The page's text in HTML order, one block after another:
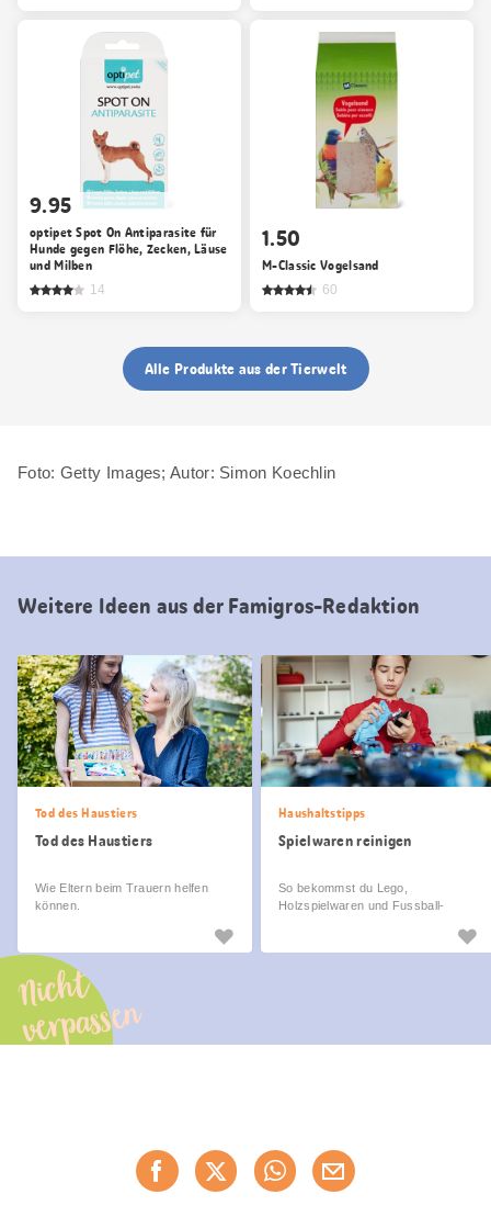
9.95
optipet Spot On Antiparasite für
Hunde gegen Flöhe, Zecken, Läuse
und Milben
14
1.50
M-Classic Vogelsand
60
Alle Produkte aus der Tierwelt
Foto: Getty Images; Autor: Simon Koechlin
Weitere Ideen aus der Famigros-Redaktion
Tod des Haustiers
Tod des Haustiers
Wie Eltern beim Trauern helfen
können.
Haushaltstipps
Spielwaren reinigen
So bekommst du Lego,
Holzspielwaren und Fussball-
Nicht
verpassen
Jetzt weiterempfehlen